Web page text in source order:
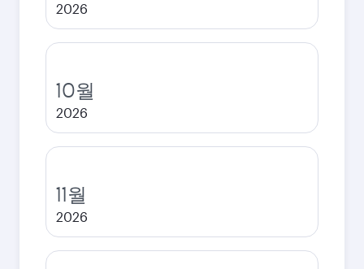
2026
10월
2026
11월
2026